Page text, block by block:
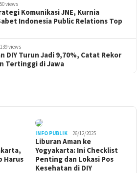
views
Komunikasi JNE, Kurnia
Indonesia Public Relations Top
139 views
DIY Turun Jadi 9,70%, Catat Rekor
Tertinggi di Jawa
Harus
INFO PUBLIK 26/12/2025
Liburan Aman ke
Yogyakarta: Ini Checklist
Penting dan Lokasi Pos
Kesehatan di DIY